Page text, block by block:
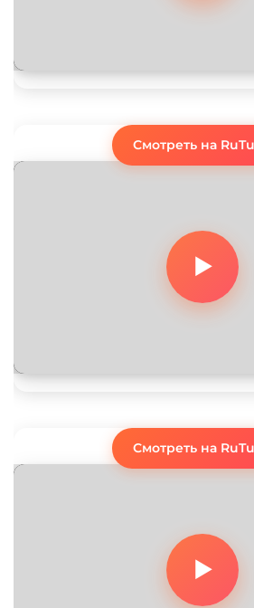
Смотреть на
Смотреть на